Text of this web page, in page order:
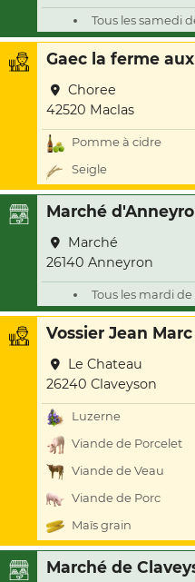
Tous les samedi
Gaec la ferme
Choree
42520 Maclas
Pomme à cidre
Seigle
Marché
Marché
26140 Anneyron
Tous les mardi de
Vossier Jean Marc
Le Chateau
26240 Claveyson
Luzerne
Viande de Porcelet
Viande de Veau
Viande de Porc
Maïs grain
Marché de